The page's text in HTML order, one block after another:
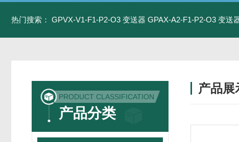
热门搜索： GPVX-V1-F1-P2-O3 变送器 GPAX-A2-F1-P2-O3 变送
PRODUCT CLASSIFICATION
产品分类
产品展